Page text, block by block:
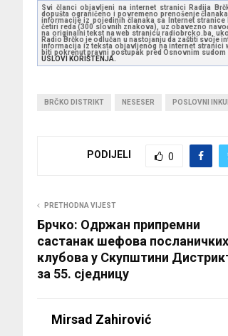
Svi članci objavljeni na internet stranici Radija
dopušta ograničeno i povremeno prenošenje
informacije iz pojedinih članaka sa Internet
četiri reda (300 slovnih znakova), uz obavezno
na originalni tekst na web stranicu radiobrcko.ba,
Radio Brčko je odlučan u nastojanju da zaštiti
informacija iz teksta objavljenog na internet stranici
biti pokrenut pravni postupak pred Osnovnim
USLOVI KORIŠTENJA.
BRČKO DISTRIKT NESESER POSLOVNI
PODIJELI 0
PRETHODNA VIJEST
Брчко: Одржан припремни
састанак шефова посланичких
клубова у Скупштини
за 55. сједницу
Mirsad Zahirović